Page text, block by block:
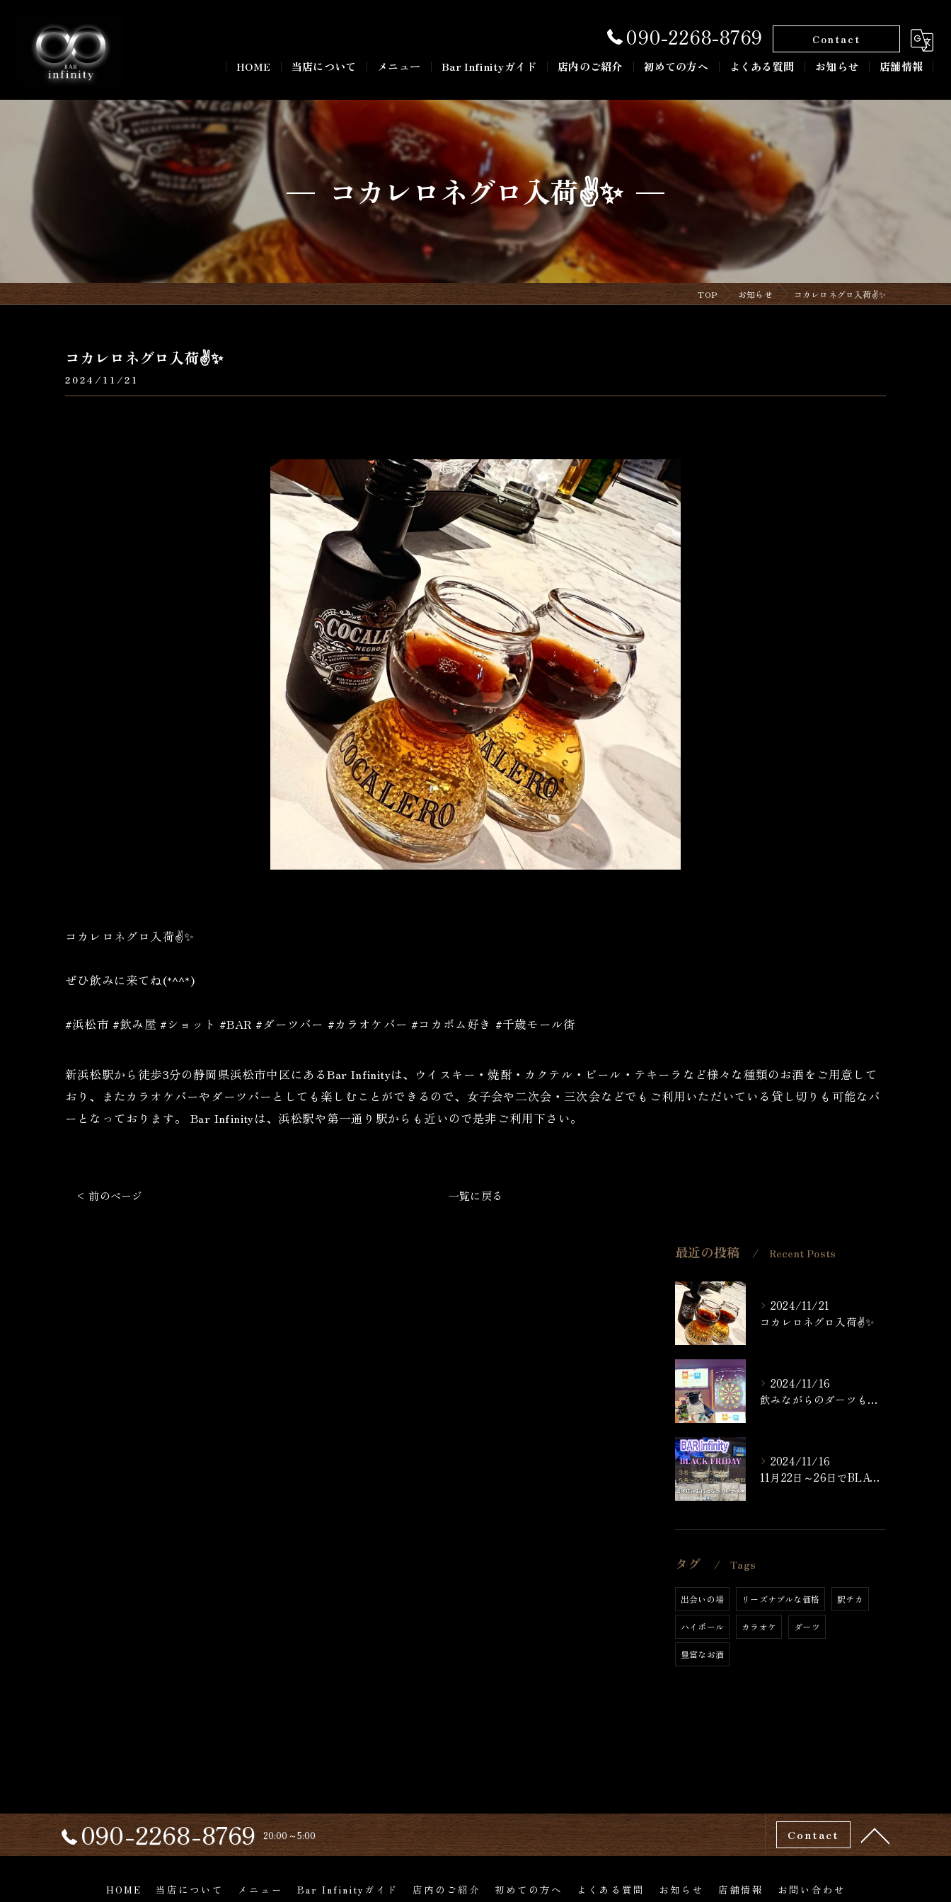
090-2268-8769 Contact
HOME 当店について メニュー Bar Infinityガイド 店内のご紹介 初めての方へ よくある質問 お知らせ 店舗情報
コカレロネグロ入荷✌️✨
TOP お知らせ コカレロネグロ入荷✌️✨
コカレロネグロ入荷✌️✨
2024/11/21
コカレロネグロ入荷✌️✨
ぜひ飲みに来てね(*^^*)
#浜松市 #飲み屋 #ショット #BAR #ダーツバー #カラオケバー #コカボム好き #千歳モール街
新浜松駅から徒歩3分の静岡県浜松市中区にあるBar Infinityは、ウイスキー・焼酎・カクテル・ビール・テキーラなど様々な種類のお酒をご用意して
おり、またカラオケバーやダーツバーとしても楽しむことができるので、女子会や二次会・三次会などでもご利用いただいている貸し切りも可能なバ
ーとなっております。 Bar Infinityは、浜松駅や第一通り駅からも近いので是非ご利用下さい。
< 前のページ 一覧に戻る
最近の投稿 Recent Posts
2024/11/21
コカレロネグロ入荷✌️✨
2024/11/16
飲みながらのダーツもなかなか楽しいですよ🎯🍸
2024/11/16
11月22日～26日でBLACK FRIDAYを開催いたしま...
タグ Tags
出会いの場 リーズナブルな価格 駅チカ
ハイボール カラオケ ダーツ
豊富なお酒
090-2268-8769 20:00～5:00 Contact
HOME 当店について メニュー Bar Infinityガイド 店内のご紹介 初めての方へ よくある質問 お知らせ 店舗情報 お問い合わせ